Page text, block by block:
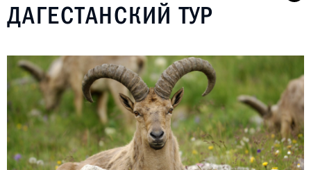
ДАГЕСТАНСКИЙ ТУР